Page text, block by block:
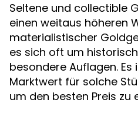
Seltene und collectible
einen weitaus höheren
materialistischer
es sich oft um
besondere Auflagen. Es
Marktwert für solche
um den besten Preis zu